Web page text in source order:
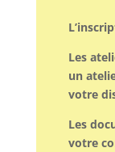
Les
un
votre
Les
votre